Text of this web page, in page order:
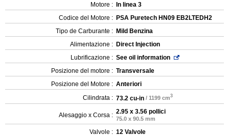
Motore : In linea 3
Codice del Motore : PSA Puretech HN09 EB2LTEDH2
Tipo de Carburante : Mild Benzina
Alimentazione : Direct Injection
Lubrificazione : See oil information
Posizione del motore : Transversale
Posizione del Motore : Anteriori
Cilindrata : 73.2 cu-in / 1199 cm3
Alesaggio x Corsa : 2.95 x 3.56 pollici
75.0 x 90.5 mm
Valvole : 12 Valvole